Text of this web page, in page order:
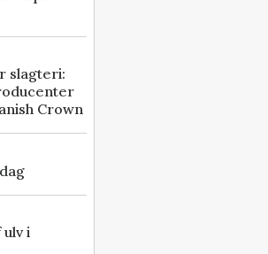
slagteri:
Crown
i